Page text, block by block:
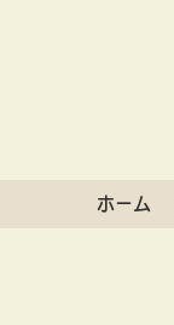
ホーム